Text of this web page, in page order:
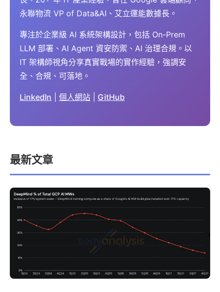
永聯物流 VP of Data&AI、艾立運能數據長。
專注於企業級 AI 系統架構設計，包括 On-Prem
LLM 部署、AI Agent 資安防禦、AI 治理合規。以
IT 架構師視角分享真實戰場的實作經驗，強調安
全、合規、可落地。
LinkedIn 個人網站 GitHub
最新文章